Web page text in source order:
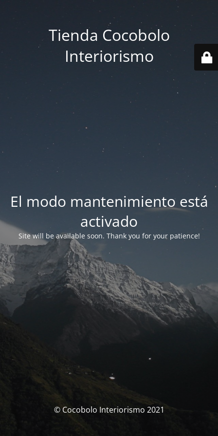
Tienda Cocobolo
Interiorismo
El modo mantenimiento está
activado
Site will be available soon. Thank you for your patience!
© Cocobolo Interiorismo 2021